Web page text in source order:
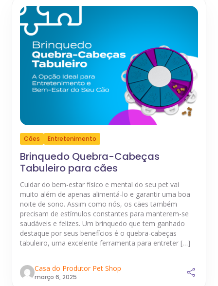
Cães Entretenimento
Brinquedo Quebra-Cabeças
Tabuleiro para cães
Cuidar do bem-estar físico e mental do seu pet vai
muito além de apenas alimentá-lo e garantir uma boa
noite de sono. Assim como nós, os cães também
precisam de estímulos constantes para manterem-se
saudáveis e felizes. Um brinquedo que tem ganhado
destaque por seus benefícios é o quebra-cabeças
tabuleiro, uma excelente ferramenta para entreter […]
Casa do Produtor Pet Shop
março 6, 2025